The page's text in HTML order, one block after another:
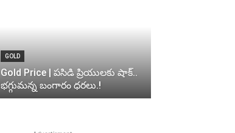
GOLD
Gold Price | పసిడి ప్రియులకు షాక్..
భగ్గుమన్న బంగారం ధరలు.!